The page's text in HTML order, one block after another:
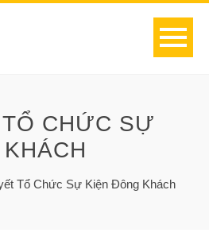
CHỨC SỰ
Tổ Chức Sự Kiện Đông Khách